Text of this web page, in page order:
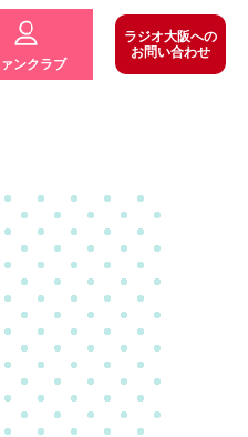
ンクラブ
ラジオ大阪への
お問い合わせ